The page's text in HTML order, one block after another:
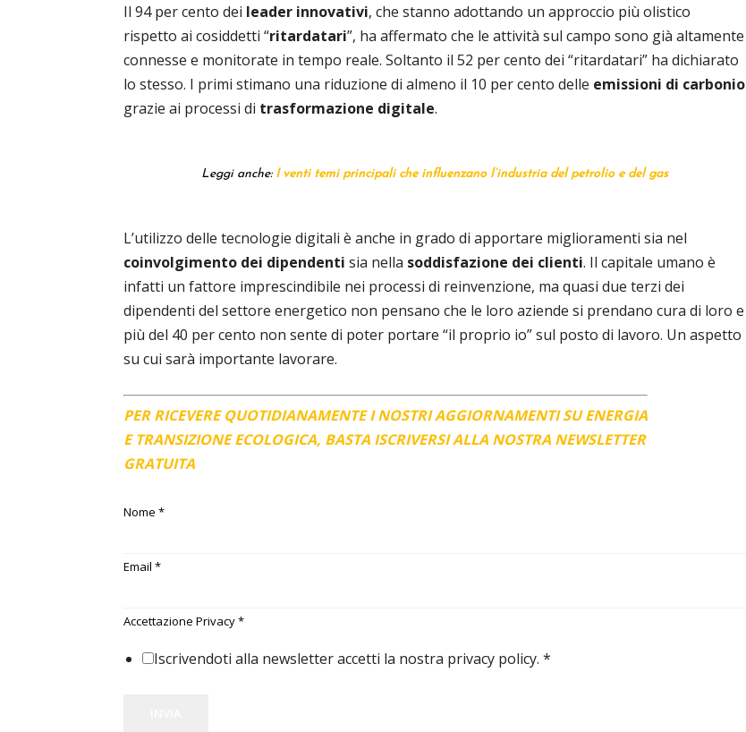
Il 94 per cento dei leader innovativi, che stanno adottando un approccio più olistico
rispetto ai cosiddetti “ritardatari”, ha affermato che le attività sul campo sono già altamente
connesse e monitorate in tempo reale. Soltanto il 52 per cento dei “ritardatari” ha dichiarato
lo stesso. I primi stimano una riduzione di almeno il 10 per cento delle emissioni di carbonio
grazie ai processi di trasformazione digitale.
Leggi anche: I venti temi principali che influenzano l’industria del petrolio e del gas
L’utilizzo delle tecnologie digitali è anche in grado di apportare miglioramenti sia nel
coinvolgimento dei dipendenti sia nella soddisfazione dei clienti. Il capitale umano è
infatti un fattore imprescindibile nei processi di reinvenzione, ma quasi due terzi dei
dipendenti del settore energetico non pensano che le loro aziende si prendano cura di loro e
più del 40 per cento non sente di poter portare “il proprio io” sul posto di lavoro. Un aspetto
su cui sarà importante lavorare.
PER RICEVERE QUOTIDIANAMENTE I NOSTRI AGGIORNAMENTI SU ENERGIA
E TRANSIZIONE ECOLOGICA, BASTA ISCRIVERSI ALLA NOSTRA NEWSLETTER
GRATUITA
Nome *
Email *
Accettazione Privacy*
Iscrivendoti alla newsletter accetti la nostra privacy policy. *